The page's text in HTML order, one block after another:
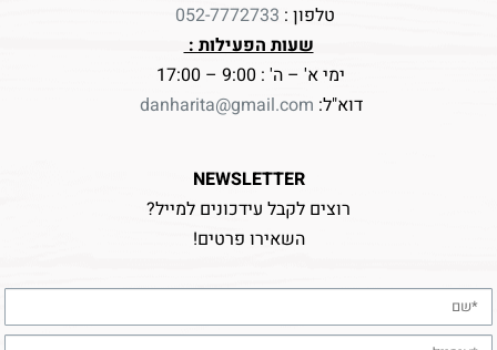
טלפון : 052-7772733
שעות הפעילות :
ימי א' – ה' : 9:00 – 17:00
דוא"ל: danharita@gmail.com
NEWSLETTER
רוצים לקבל עידכונים למייל?
השאירו פרטים!